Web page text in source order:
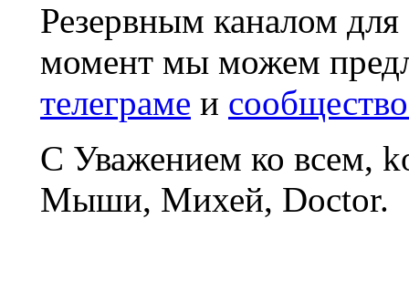
Резервным каналом
момент мы можем
телеграме и
С Уважением ко всем,
Мыши, Михей, Doctor.